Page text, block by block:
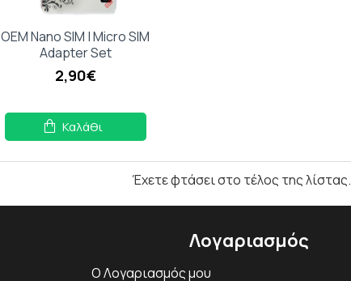
OEM Nano SIM | Micro SIM
Adapter Set
2,90€
Καλάθι
Έχετε φτάσει στο τέλος της λίστας.
Λογαριασμός
Ο Λογαριασμός μου